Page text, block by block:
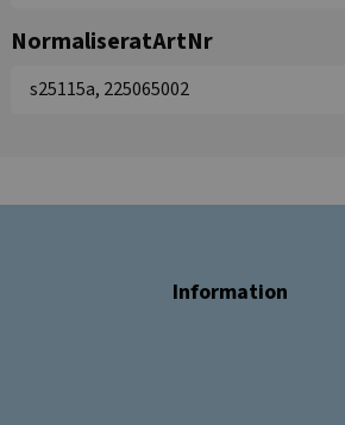
NormaliseratArtNr
s25115a, 225065002
Information